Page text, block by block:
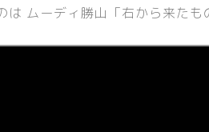
は ムーディ勝山「右から来た